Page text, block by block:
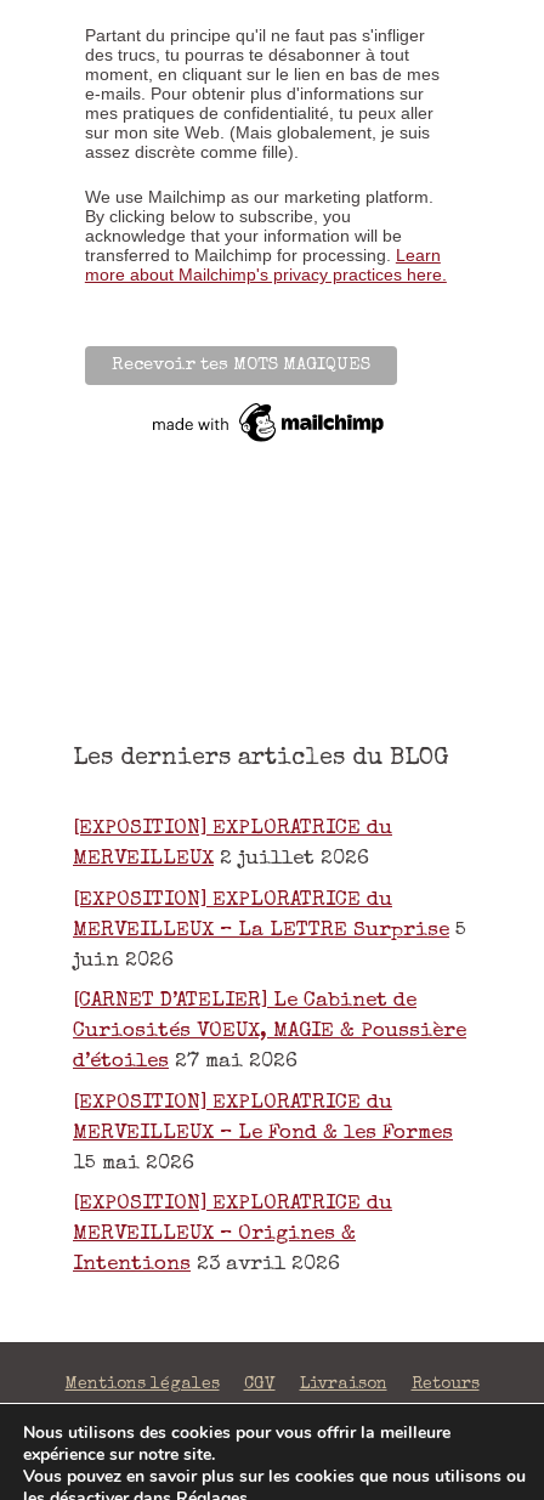
Partant du principe qu'il ne faut pas s'infliger
des trucs, tu pourras te désabonner à tout
moment, en cliquant sur le lien en bas de mes
e-mails. Pour obtenir plus d'informations sur
mes pratiques de confidentialité, tu peux aller
sur mon site Web. (Mais globalement, je suis
assez discrète comme fille).
We use Mailchimp as our marketing platform.
By clicking below to subscribe, you
acknowledge that your information will be
transferred to Mailchimp for processing. Learn
more about Mailchimp's privacy practices here.
Les derniers articles du BLOG
[EXPOSITION] EXPLORATRICE du
MERVEILLEUX 2 juillet 2026
[EXPOSITION] EXPLORATRICE du
MERVEILLEUX – La LETTRE Surprise 5
juin 2026
[CARNET D’ATELIER] Le Cabinet de
Curiosités VOEUX, MAGIE & Poussière
d’étoiles 27 mai 2026
[EXPOSITION] EXPLORATRICE du
MERVEILLEUX – Le Fond & les Formes
15 mai 2026
[EXPOSITION] EXPLORATRICE du
MERVEILLEUX – Origines &
Intentions 23 avril 2026
Mentions légales CGV Livraison Retours
Confidentialité
©2026 La Fabrique de Mots Magiques | SIRET 797 938
206 00043 | Conception
Nous utilisons des cookies pour vous offrir la meilleure
expérience sur notre site.
Vous pouvez en savoir plus sur les cookies que nous utilisons ou